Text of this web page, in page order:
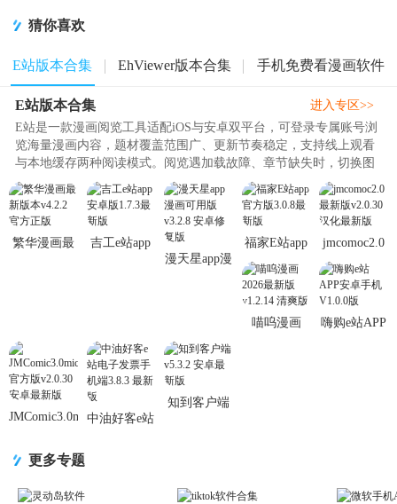
猜你喜欢
E站版本合集 EhViewer版本合集 手机免费看漫画软件
E站版本合集
E站是一款漫画阅览工具适配iOS与安卓双平台，可登录专属账号浏
览海量漫画内容，题材覆盖范围广、更新节奏稳定，支持线上观看
与本地缓存两种阅读模式。阅览遇加载故障、章节缺失时，切换图
源站点即可快速修复，全部漫..
进入专区>>
繁华漫画最
吉工e站app
漫天星app漫
福家E站app
官方版3.0.8
最新版
jmcomoc2.0
最新版
v2.0.30 汉化
最新版
喵呜漫画
嗨购e站APP
JMComic3.0mic
v2.0.30 安卓
最新版
中油好客e站
知到客户端
更多专题